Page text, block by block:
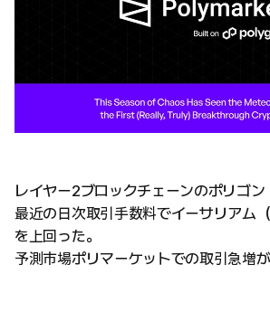
レイヤー2ブロックチェーンのポリゴン
最近の日次取引手数料でイーサリアム（
を上回った。
予測市場ポリマーケットでの取引急増